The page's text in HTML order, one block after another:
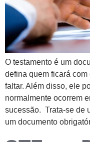
O testamento é um
defina quem ficará
faltar. Além disso, ele
normalmente ocorrem
sucessão. Trata-se de
um documento